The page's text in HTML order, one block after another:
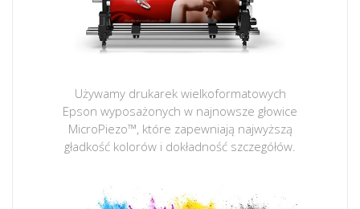
Używamy drukarek wielkoformatowych
Epson wyposażonych w najnowsze głowice
MicroPiezo™, które zapewniają najwyższą
gładkość kolorów i dokładność szczegółów.